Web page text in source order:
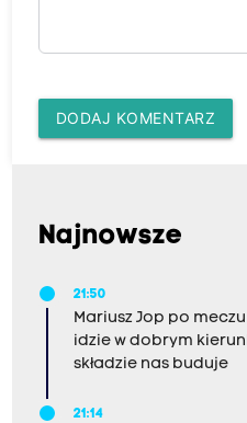
DODAJ KOMENTARZ
Najnowsze
21:50
Mariusz Jop po meczu
idzie w dobrym
składzie nas buduje
21:14